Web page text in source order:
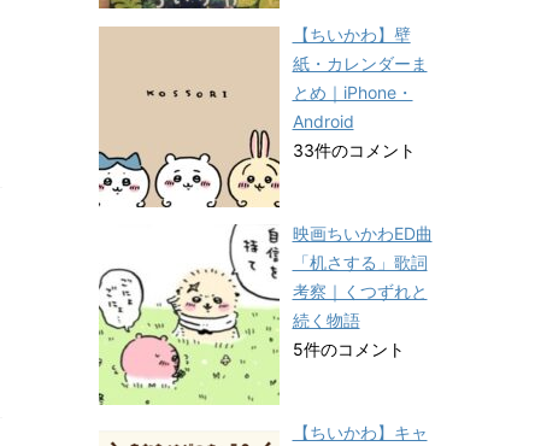
【ちいかわ】壁
紙・カレンダーま
とめ｜iPhone・
Android
33件のコメント
映画ちいかわED曲
「机さする」歌詞
考察｜くつずれと
続く物語
5件のコメント
【ちいかわ】キャ